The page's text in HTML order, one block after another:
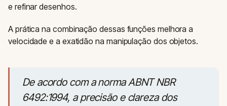
e refinar desenhos.
A prática na combinação dessas funções melhora a
velocidade e a exatidão na manipulação dos objetos.
De acordo com a norma ABNT NBR
6492:1994, a precisão e clareza dos